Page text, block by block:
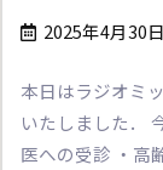
2025年4月30日
本日はラジオミ
いたしました．
医への受診 ・高